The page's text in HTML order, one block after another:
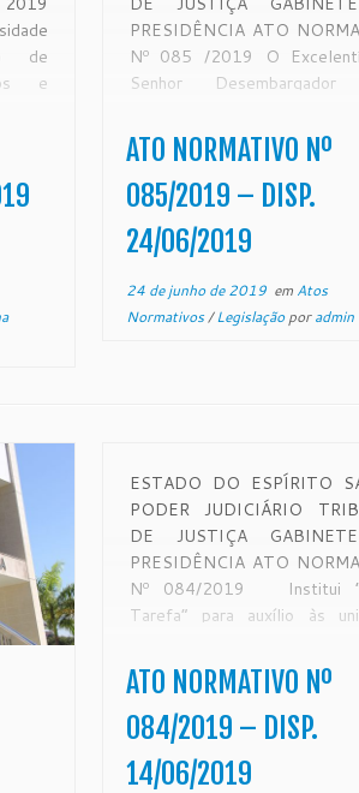
de
e
a
de
[…]
PRESIDÊNCIA ATO
Nº 085 /2019 O
Senhor
em Exercício do Egrégio
Justiça do Estado do
Santo, no uso de suas
legais e,
disposto no artigo 58, […]
ATO NORMATIVO Nº
085/2019 – DISP.
24/06/2019
24 de junho de 2019em Atos
Normativos/Legislaçãoporadmin
ESTADO DO ESPÍRITO
PODER JUDICIÁRIO
DE JUSTIÇA
PRESIDÊNCIA ATO
Nº 084/2019 Institui
Tarefa” para auxílio às
Estado do Espírito Santo com
taxa de
Excelentíssimo
SÉRGIO LUIZ TEIXEIRA
Presidente do Egrégio
ATO NORMATIVO Nº
084/2019 – DISP.
14/06/2019